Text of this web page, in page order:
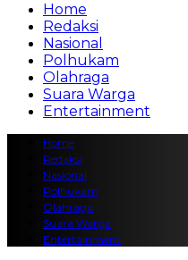
Home
Redaksi
Nasional
Polhukam
Olahraga
Suara Warga
Entertainment
Home
Redaksi
Nasional
Polhukam
Olahraga
Suara Warga
Entertainment